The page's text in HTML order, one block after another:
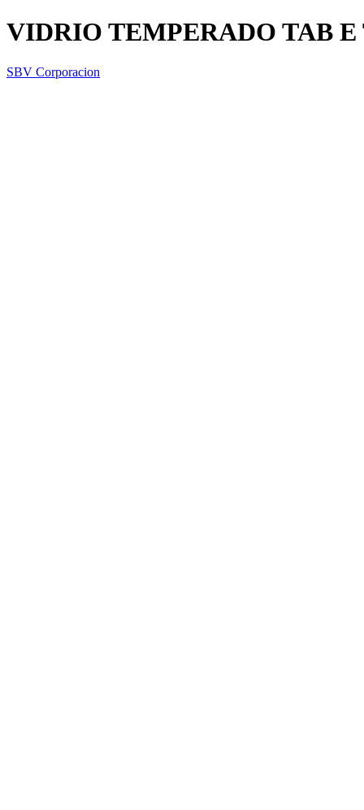
VIDRIO TEMPERADO TAB E
SBV Corporacion